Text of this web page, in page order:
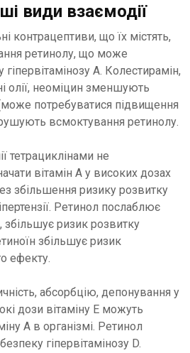
види взаємодії
контрацептиви, що їх містять,
ретинолу, що може
А. Колестирамін,
олії, неоміцин зменшують
потребуватися підвищення
всмоктування ретинолу.
тетрациклінами не
вітамін А у високих дозах
збільшення ризику розвитку
Ретинол послаблює
, збільшує ризик розвитку
збільшує ризик
ефекту.
абсорбцію, депонування у
дози вітаміну Е можуть
А в організмі. Ретинол
гіпервітамінозу D.